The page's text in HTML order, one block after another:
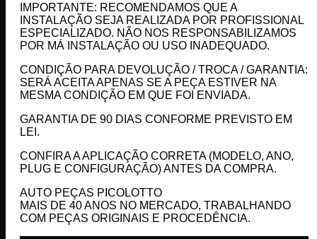
IMPORTANTE: RECOMENDAMOS QUE A
INSTALAÇÃO SEJA REALIZADA POR PROFISSIONAL
ESPECIALIZADO. NÃO NOS RESPONSABILIZAMOS
POR MÁ INSTALAÇÃO OU USO INADEQUADO.
CONDIÇÃO PARA DEVOLUÇÃO / TROCA / GARANTIA:
SERÁ ACEITA APENAS SE A PEÇA ESTIVER NA
MESMA CONDIÇÃO EM QUE FOI ENVIADA.
GARANTIA DE 90 DIAS CONFORME PREVISTO EM
LEI.
CONFIRA A APLICAÇÃO CORRETA (MODELO, ANO,
PLUG E CONFIGURAÇÃO) ANTES DA COMPRA.
AUTO PEÇAS PICOLOTTO
MAIS DE 40 ANOS NO MERCADO, TRABALHANDO
COM PEÇAS ORIGINAIS E PROCEDÊNCIA.